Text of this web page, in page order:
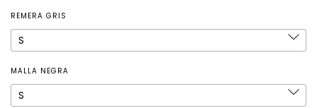
REMERA GRIS
MALLA NEGRA